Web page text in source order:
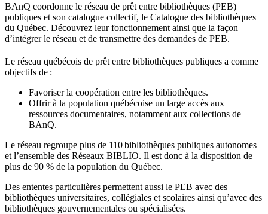
BAnQ coordonne le réseau de prêt entre bibliothèques (PEB)
publiques et son catalogue collectif, le Catalogue des bibliothèques
du Québec. Découvrez leur fonctionnement ainsi que la façon
d’intégrer le réseau et de transmettre des demandes de PEB.
Le réseau québécois de prêt entre bibliothèques publiques a comme
objectifs de :
Favoriser la coopération entre les bibliothèques.
Offrir à la population québécoise un large accès aux
ressources documentaires, notamment aux collections de
BAnQ.
Le réseau regroupe plus de 110bibliothèques publiques autonomes
et l’ensemble des Réseaux BIBLIO. Il est donc à la disposition de
plus de 90 % de la population du Québec.
Des ententes particulières permettent aussi le PEB avec des
bibliothèques universitaires, collégiales et scolaires ainsi qu’avec des
bibliothèques gouvernementales ou spécialisées.